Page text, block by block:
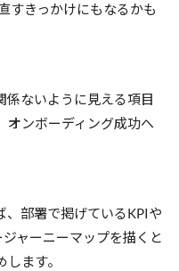
すきっかけにもなるかも
係ないように見える項目
オンボーディング成功へ
、部署で掲げているKPIや
ャーニーマップを描くと
ます。